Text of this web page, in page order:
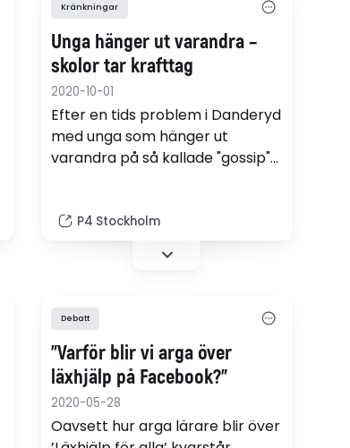
Kränkningar
Unga hänger ut varandra –
skolor tar krafttag
2020-10-01
Efter en tids problem i Danderyd
med unga som hänger ut
varandra på så kallade "gossip"-
den digitala mobbingen.
P4 Stockholm
Debatt
”Varför blir vi arga över
läxhjälp på Facebook?”
2020-05-28
Oavsett hur arga lärare blir över